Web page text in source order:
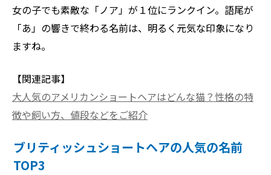
女の子でも素敵な「ノア」が１位にランクイン。語尾が
「あ」の響きで終わる名前は、明るく元気な印象になり
ますね。
【関連記事】
大人気のアメリカンショートヘアはどんな猫？性格の特
徴や飼い方、値段などをご紹介
ブリティッシュショートヘアの人気の名前
TOP3